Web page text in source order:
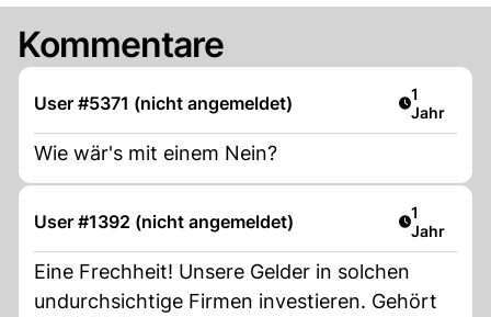
Kommentare
User #5371 (nicht angemeldet) Artikel
1
Jahr
Wie wär's mit einem Nein?
User #1392 (nicht angemeldet) Artikel
1
Jahr
Eine Frechheit! Unsere Gelder in solchen
undurchsichtige Firmen investieren. Gehört